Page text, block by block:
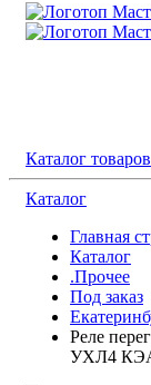
Каталог товаров
Каталог
Главная
Каталог
.Прочее
Под заказ
Реле
УХЛ4